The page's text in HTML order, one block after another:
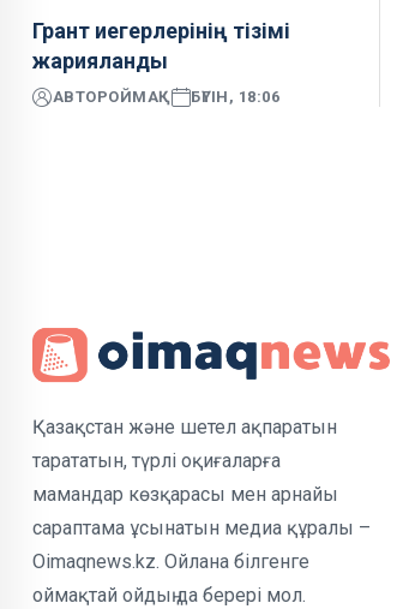
Грант иегерлерінің тізімі
жарияланды
АВТОРОЙМАҚ БҮГІН, 18:06
Қазақстан және шетел ақпаратын
тарататын, түрлі оқиғаларға
мамандар көзқарасы мен арнайы
сараптама ұсынатын медиа құралы –
Oimaqnews.kz. Ойлана білгенге
оймақтай ойдың да берері мол.